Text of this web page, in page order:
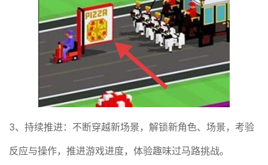
3、持续推进：不断穿越新场景，解锁新角色、场景，考验
反应与操作，推进游戏进度，体验趣味过马路挑战。